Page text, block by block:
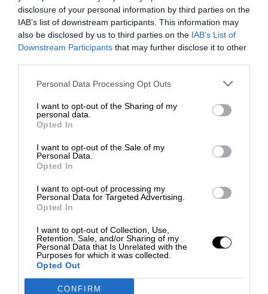
disclosure of your personal information by third parties on the
IAB’s list of downstream participants. This information may
also be disclosed by us to third parties on the IAB’s List of
Downstream Participants that may further disclose it to other
Personal Data Processing Opt Outs
I want to opt-out of the Sharing of my
personal data.
Opted In
I want to opt-out of the Sale of my
Personal Data.
Opted In
I want to opt-out of processing my
Personal Data for Targeted Advertising.
Opted In
I want to opt-out of Collection, Use,
Retention, Sale, and/or Sharing of my
Personal Data that Is Unrelated with the
Purposes for which it was collected.
Opted Out
CONFIRM
Hai altre domande?
team di travel expert sarà felice di
parlare con te.
+39 345 9389788
info@busmania.it
Tour simili